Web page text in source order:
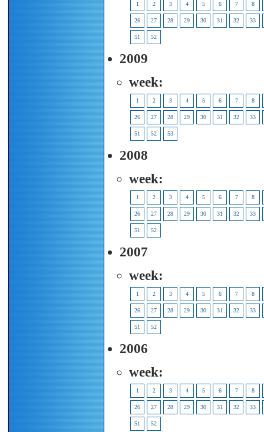
1 2 3 4 5 6 7 8
26 27 28 29 30 31 32 33
51 52
2009
week:
1 2 3 4 5 6 7 8
26 27 28 29 30 31 32 33
51 52 53
2008
week:
1 2 3 4 5 6 7 8
26 27 28 29 30 31 32 33
51 52
2007
week:
1 2 3 4 5 6 7 8
26 27 28 29 30 31 32 33
51 52
2006
week:
1 2 3 4 5 6 7 8
26 27 28 29 30 31 32 33
51 52